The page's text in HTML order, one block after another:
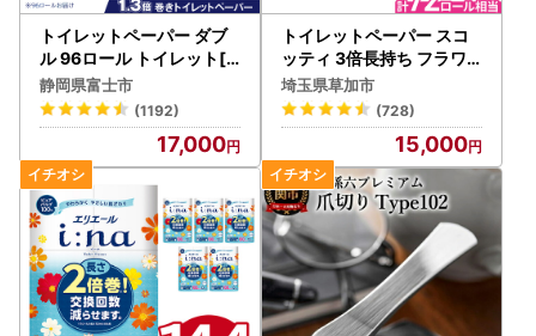
トイレットペーパー ダブ
ル 96ロール トイレット[s
f001-012]
静岡県富士市
(1192)
17,000
トイレットペーパー スコ
ッティ 3倍長持ち フラワ
ーパック 4ロール×6P
埼玉県草加市
(728)
15,000